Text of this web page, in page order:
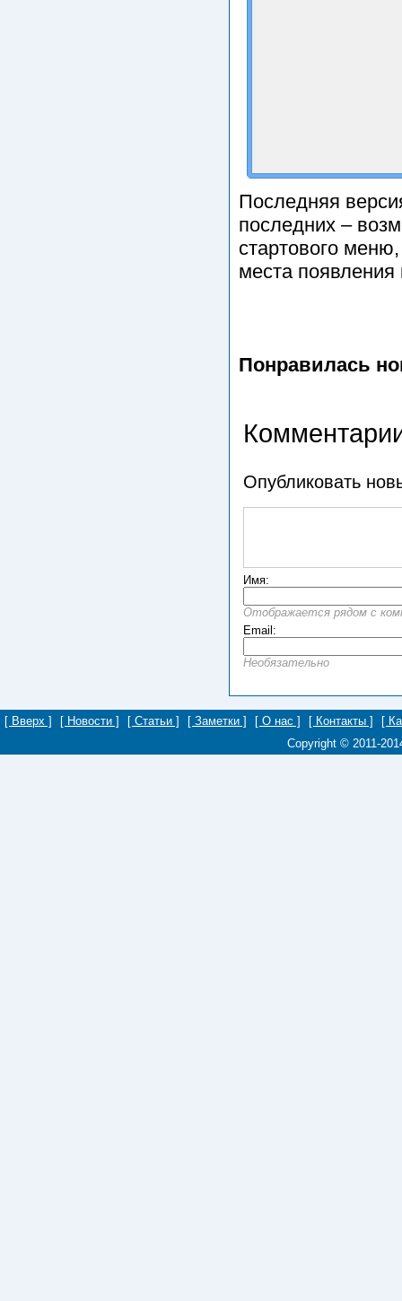
Последняя
последних –
стартового
места
Понравилась
Опубликовать
Имя:
Отображается рядом с
Email:
Необязательно
[ Вверх ] [ Новости ] [ Статьи ] [ Заметки ] [ О нас ] [ Контакты ]
[
Copyright © 2011-